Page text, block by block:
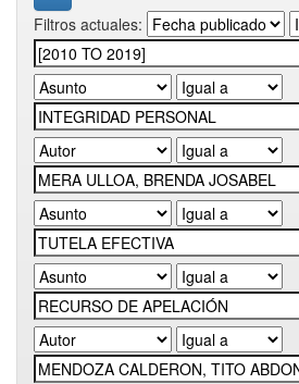
Filtros actuales: